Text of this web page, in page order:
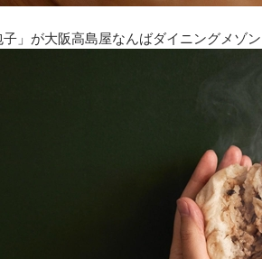
子」が大阪高島屋なんばダイニングメゾ